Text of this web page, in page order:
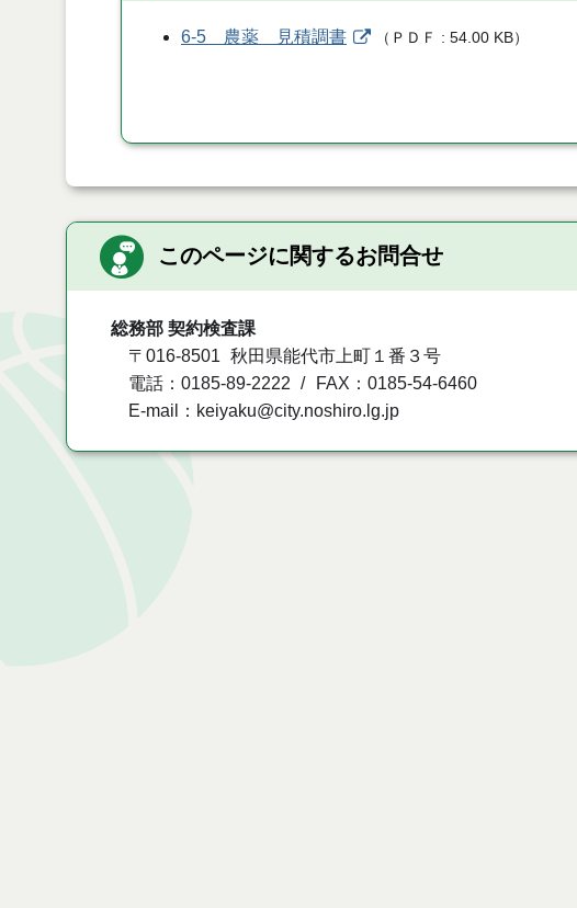
6-5 農薬 見積調書 （ ＰＤＦ 54.00 KB）
このページに関するお問合せ
総務部 契約検査課
〒016-8501
秋田県能代市上町１番３号
電話：0185-89-2222
FAX：0185-54-6460
E-mail：keiyaku@city.noshiro.lg.jp